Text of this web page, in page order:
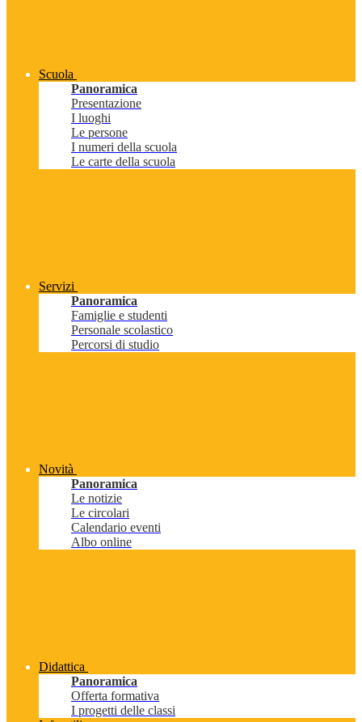
Scuola
Panoramica
Presentazione
I luoghi
Le persone
I numeri della scuola
Le carte della scuola
Servizi
Panoramica
Famiglie e studenti
Personale scolastico
Percorsi di studio
Novità
Panoramica
Le notizie
Le circolari
Calendario eventi
Albo online
Didattica
Panoramica
Offerta formativa
I progetti delle classi